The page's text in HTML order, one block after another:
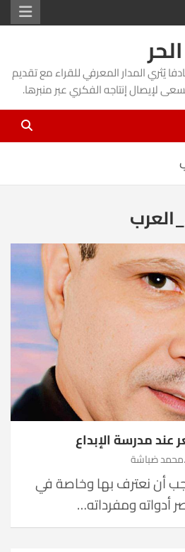
يُثري المدار المعرفي للقراء مع تقديم
لإيصال إنتاجه الفكري عبر منبرها.
عند مدرسة الإبداع
ضباشة
أن نعترف بها وخاصة في
أدواته ومفرداته…